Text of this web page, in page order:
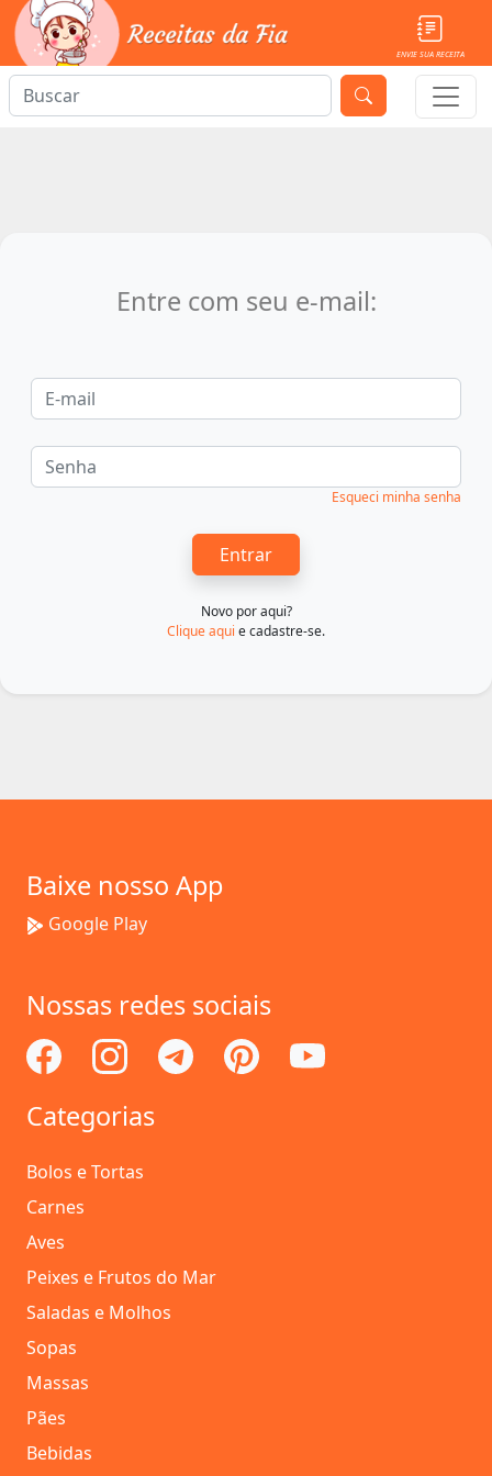
ENVIE SUA RECEITA
Entre com seu e-mail:
Esqueci minha senha
Entrar
Novo por aqui?
Clique aqui e cadastre-se.
Baixe nosso App
Google Play
Nossas redes sociais
Categorias
Bolos e Tortas
Carnes
Aves
Peixes e Frutos do Mar
Saladas e Molhos
Sopas
Massas
Pães
Bebidas